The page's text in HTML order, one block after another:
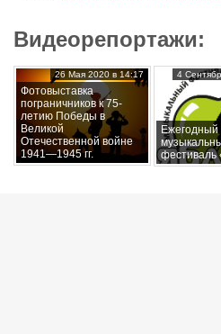
Видеорепортажи:
Фотовыставка
пограничников к 75-
летию Победы в
Великой
Отечественной войне
1941—1945 гг.
26 Мая 2020 в 14:17
Ежегодный
фестиваль
4